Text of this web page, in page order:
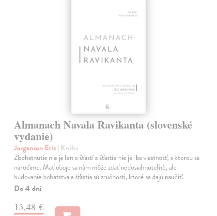
Almanach Navala Ravikanta (slovenské
vydanie)
Jorgenson Eric| Kniha
Zbohatnutie nie je len o šťastí a šťastie nie je iba vlastnosť, s ktorou sa
narodíme. Mať oboje sa nám môže zdať nedosiahnuteľné, ale
budovanie bohatstva a šťastia sú zručnosti, ktoré sa dajú naučiť.
Do 4 dní
13,48 €